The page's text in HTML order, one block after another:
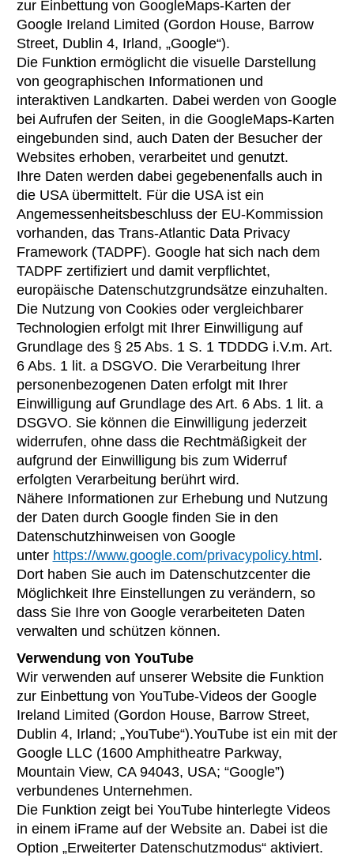
zur Einbettung von GoogleMaps-Karten der
Google Ireland Limited (Gordon House, Barrow
Street, Dublin 4, Irland, „Google“).
Die Funktion ermöglicht die visuelle Darstellung
von geographischen Informationen und
interaktiven Landkarten. Dabei werden von Google
bei Aufrufen der Seiten, in die GoogleMaps-Karten
eingebunden sind, auch Daten der Besucher der
Websites erhoben, verarbeitet und genutzt.
Ihre Daten werden dabei gegebenenfalls auch in
die USA übermittelt. Für die USA ist ein
Angemessenheitsbeschluss der EU-Kommission
vorhanden, das Trans-Atlantic Data Privacy
Framework (TADPF). Google hat sich nach dem
TADPF zertifiziert und damit verpflichtet,
europäische Datenschutzgrundsätze einzuhalten.
Die Nutzung von Cookies oder vergleichbarer
Technologien erfolgt mit Ihrer Einwilligung auf
Grundlage des § 25 Abs. 1 S. 1 TDDDG i.V.m. Art.
6 Abs. 1 lit. a DSGVO. Die Verarbeitung Ihrer
personenbezogenen Daten erfolgt mit Ihrer
Einwilligung auf Grundlage des Art. 6 Abs. 1 lit. a
DSGVO. Sie können die Einwilligung jederzeit
widerrufen, ohne dass die Rechtmäßigkeit der
aufgrund der Einwilligung bis zum Widerruf
erfolgten Verarbeitung berührt wird.
Nähere Informationen zur Erhebung und Nutzung
der Daten durch Google finden Sie in den
Datenschutzhinweisen von Google
unter https://www.google.com/privacypolicy.html .
Dort haben Sie auch im Datenschutzcenter die
Möglichkeit Ihre Einstellungen zu verändern, so
dass Sie Ihre von Google verarbeiteten Daten
verwalten und schützen können.
Verwendung von YouTube
Wir verwenden auf unserer Website die Funktion
zur Einbettung von YouTube-Videos der Google
Ireland Limited (Gordon House, Barrow Street,
Dublin 4, Irland; „YouTube“).YouTube ist ein mit der
Google LLC (1600 Amphitheatre Parkway,
Mountain View, CA 94043, USA; “Google”)
verbundenes Unternehmen.
Die Funktion zeigt bei YouTube hinterlegte Videos
in einem iFrame auf der Website an. Dabei ist die
Option „Erweiterter Datenschutzmodus“ aktiviert.